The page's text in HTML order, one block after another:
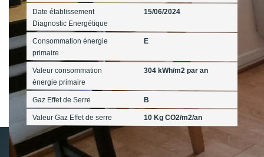
Date établissement
Diagnostic Energétique
15/06/2024
Consommation énergie
primaire
E
Valeur consommation
énergie primaire
304 kWh/m2 par an
Gaz Effet de Serre B
Valeur Gaz Effet de serre 10 Kg CO2/m2/an